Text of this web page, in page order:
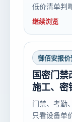
低价清单判
继续浏览
御佰安报价
国密门禁
施工、密
门禁、考勤
只看设备单